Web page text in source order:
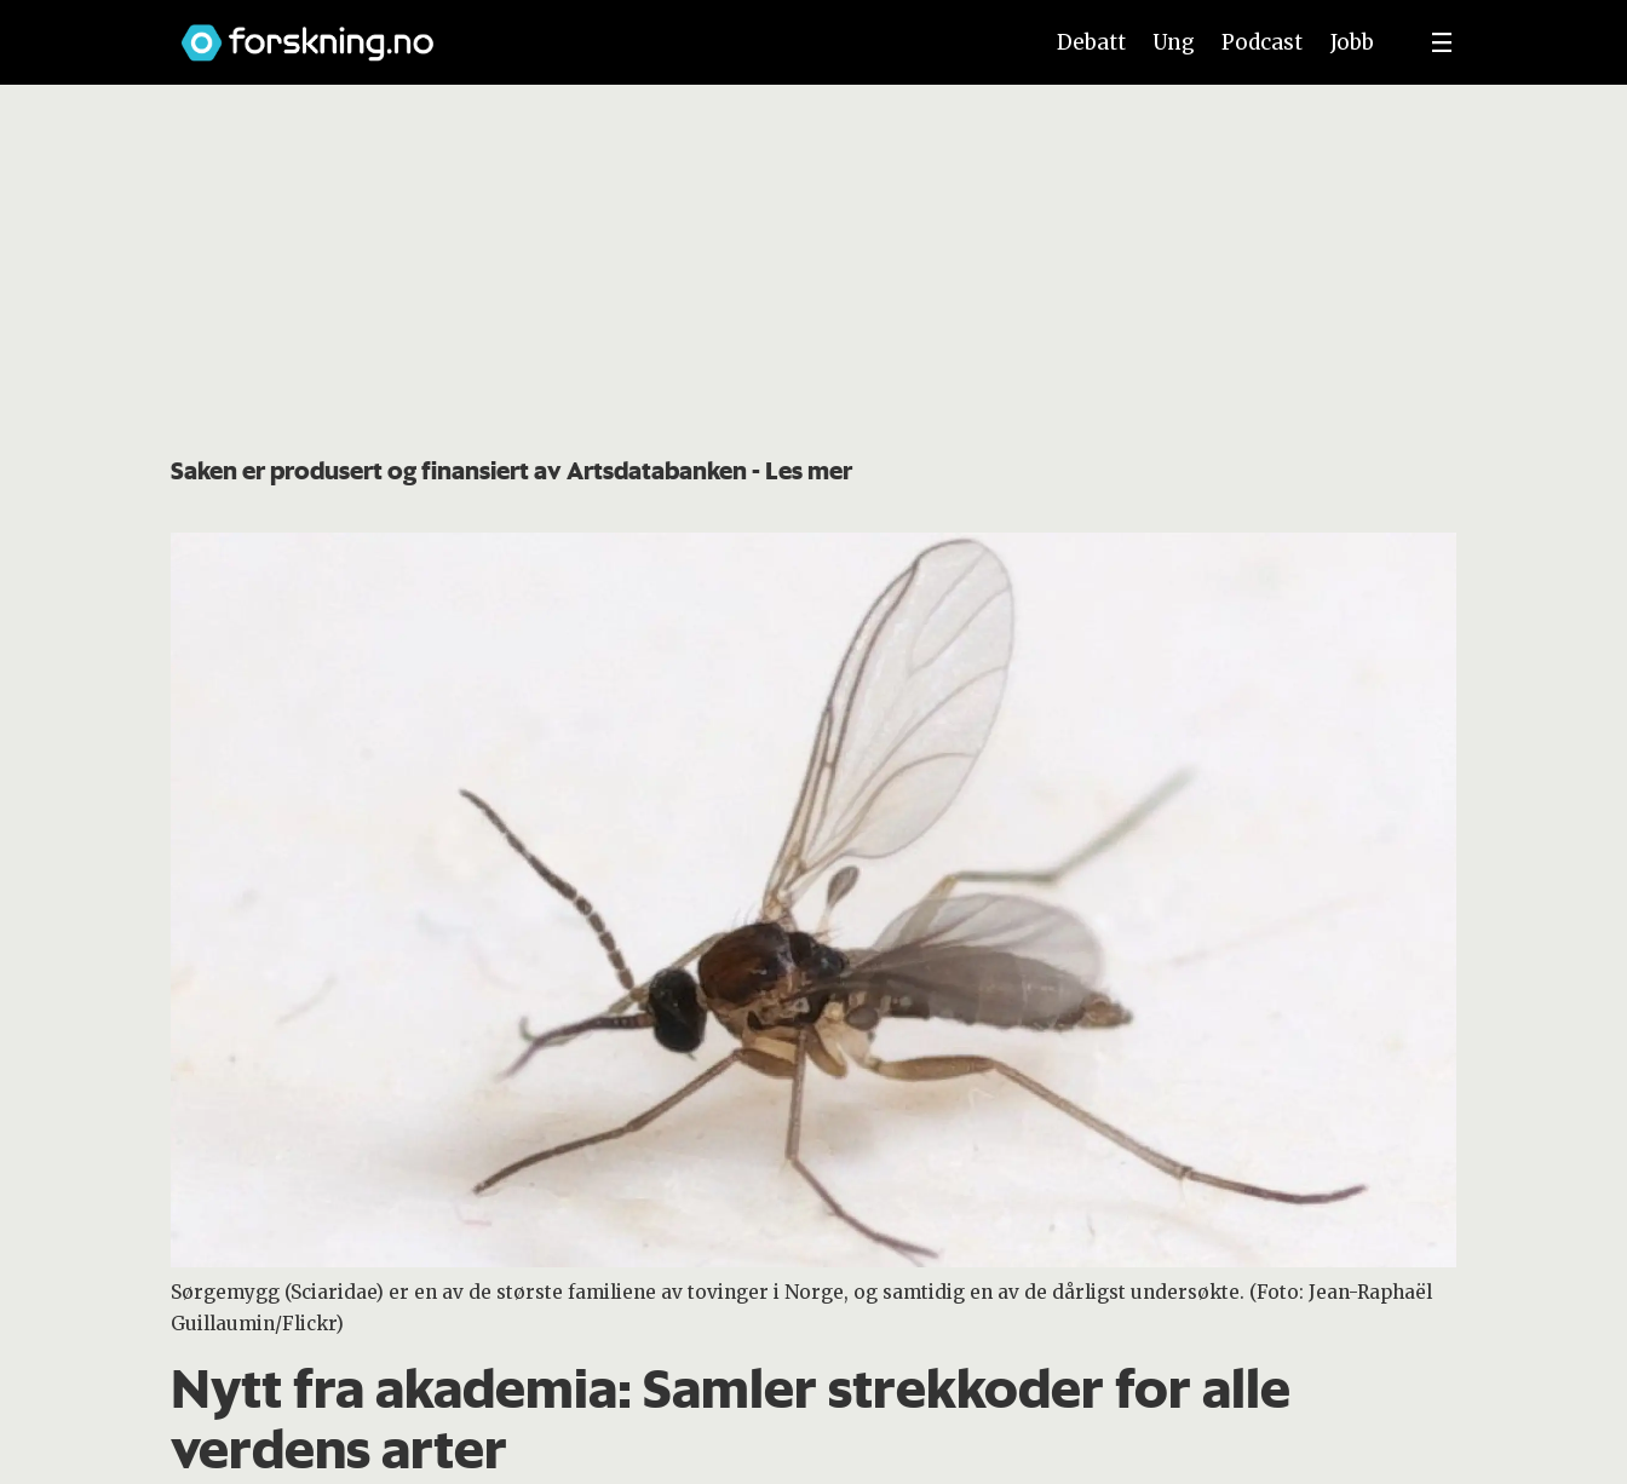
Debatt Ung Podcast Jobb
Saken er produsert og finansiert av Artsdatabanken- Les mer
Sørgemygg (Sciaridae) er en av de største familiene av tovinger i Norge, og samtidig en av de dårligst undersøkte. (Foto: Jean-Raphaël
Guillaumin/Flickr)
Nytt fra akademia: Samler strekkoder for alle
verdens arter